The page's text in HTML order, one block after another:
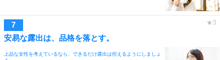
安易な露出は、品格を落とす。
上品な女性を考えているなら、できるだけ露出は控えるようにしましょ